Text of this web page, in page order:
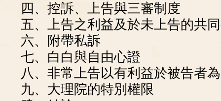
四、控訴、上告與三審制度
五、上告之利益及於未上告的共
六、附帶私訴
七、白白與自由心證
八、非常上告以有利益於被告者
九、大理院的特別權限